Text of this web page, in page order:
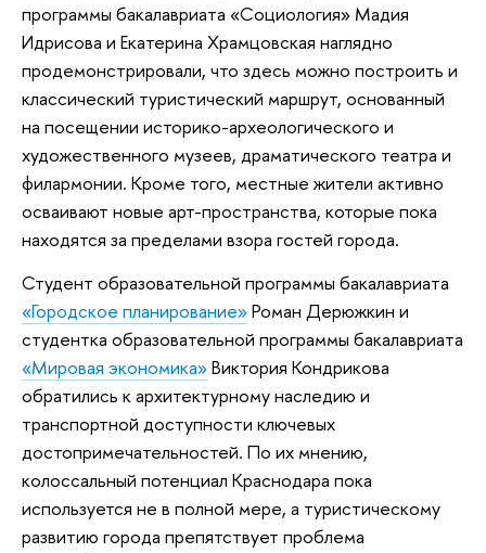
программы бакалавриата «Социология» Мадия
Идрисова и Екатерина Храмцовская наглядно
продемонстрировали, что здесь можно построить и
классический туристический маршрут, основанный
на посещении историко-археологического и
художественного музеев, драматического театра и
филармонии. Кроме того, местные жители активно
осваивают новые арт-пространства, которые пока
находятся за пределами взора гостей города.
Студент образовательной программы бакалавриата
«Городское планирование»Роман Дерюжкин и
студентка образовательной программы бакалавриата
«Мировая экономика»Виктория Кондрикова
обратились к архитектурному наследию и
транспортной доступности ключевых
достопримечательностей. По их мнению,
колоссальный потенциал Краснодара пока
используется не в полной мере, а туристическому
развитию города препятствует проблема